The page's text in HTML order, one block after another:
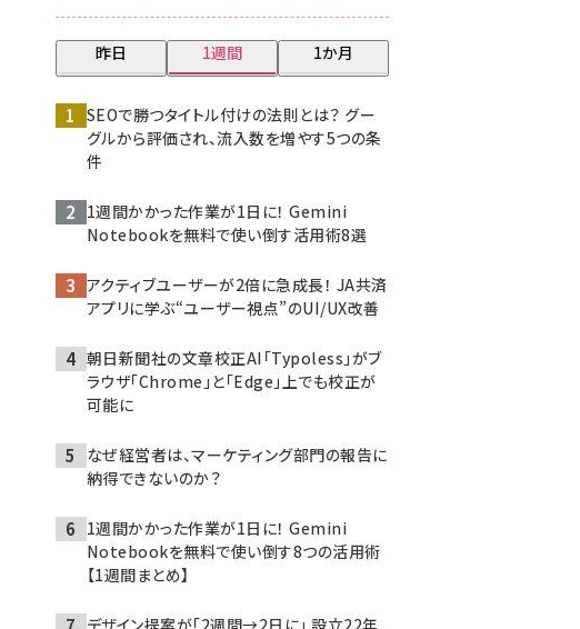
昨日 1週間 1か月
SEOで勝つタイトル付けの法則とは？ グー
グルから評価され、流入数を増やす5つの条
件
1週間かかった作業が1日に！ Gemini
Notebookを無料で使い倒す活用術8選
アクティブユーザーが2倍に急成長！ JA共済
アプリに学ぶ“ユーザー視点”のUI/UX改善
朝日新聞社の文章校正AI「Typoless」がブ
ラウザ「Chrome」と「Edge」上でも校正が
可能に
なぜ経営者は、マーケティング部門の報告に
納得できないのか？
1週間かかった作業が1日に！ Gemini
Notebookを無料で使い倒す8つの活用術
【1週間まとめ】
デザイン提案が「2週間→2日に」 設立22年